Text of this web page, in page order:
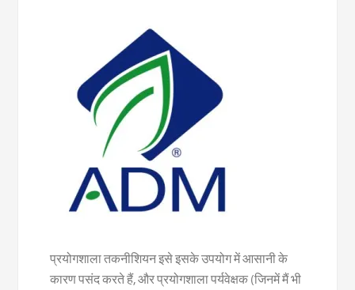
प्रयोगशाला तकनीशियन इसे इसके उपयोग में आसानी के
कारण पसंद करते हैं, और प्रयोगशाला पर्यवेक्षक (जिनमें मैं भी